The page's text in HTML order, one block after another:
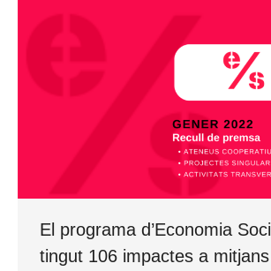
El programa d’Economia
tingut 106 impactes a